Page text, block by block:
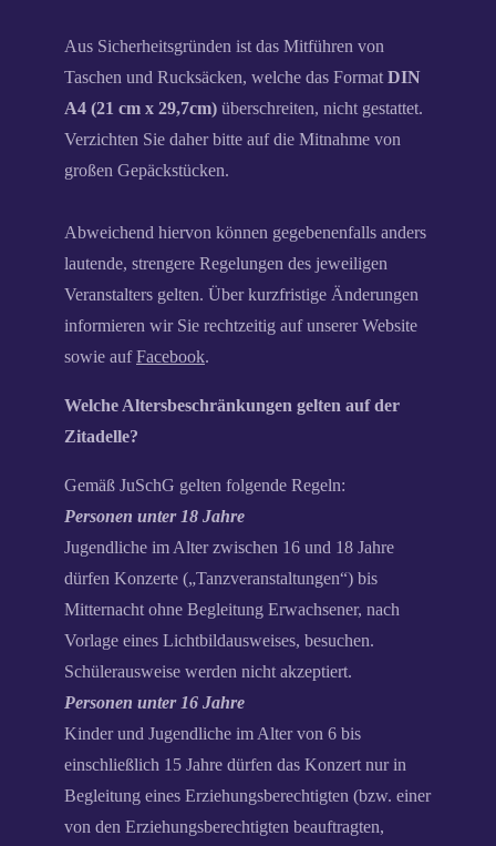
Aus Sicherheitsgründen ist das Mitführen von
Taschen und Rucksäcken, welche das Format DIN
A4 (21 cm x 29,7cm) überschreiten, nicht gestattet.
Verzichten Sie daher bitte auf die Mitnahme von
großen Gepäckstücken.
Abweichend hiervon können gegebenenfalls anders
lautende, strengere Regelungen des jeweiligen
Veranstalters gelten. Über kurzfristige Änderungen
informieren wir Sie rechtzeitig auf unserer Website
sowie aufFacebook.
Welche Altersbeschränkungen gelten auf der
Zitadelle?
Gemäß JuSchG gelten folgende Regeln:
Personen unter 18 Jahre
Jugendliche im Alter zwischen 16 und 18 Jahre
dürfen Konzerte („Tanzveranstaltungen“) bis
Mitternacht ohne Begleitung Erwachsener, nach
Vorlage eines Lichtbildausweises, besuchen.
Schülerausweise werden nicht akzeptiert.
Personen unter 16 Jahre
Kinder und Jugendliche im Alter von 6 bis
einschließlich 15 Jahre dürfen das Konzert nur in
Begleitung eines Erziehungsberechtigten (bzw. einer
von den Erziehungsberechtigten beauftragten,